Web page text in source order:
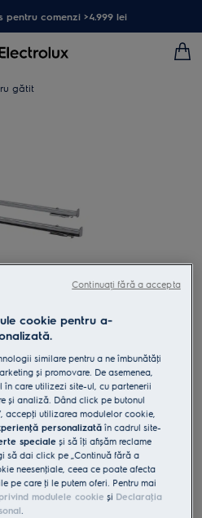
pentru comenzi >4.999 lei
gătit
pentru zoom
1 nivel
glisează complet și sigur în
mâinile. 1 nivel.
cookie pentru a-
similare pentru a ne îmbunătăţi
și promovare. De asemenea,
care utilizezi site-ul, cu partenerii
și analiză. Dând click pe butonul
accepţi utilizarea modulelor cookie,
personalizată în cadrul site-
specialeși să îţi afișăm reclame
să dai click pe „Continuă fără a
neesenţiale, ceea ce poate afecta
pe care ţi le putem oferi. Pentru mai
modulele cookie și Declaraţia
.
Continuați fără a accepta